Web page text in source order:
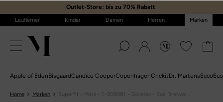
Outlet-Store: bis zu 70% Rabatt
Lauflerner Kinder Damen Herren Marken
Apple of EdenBisgaardCandice CooperCopenhagenCrickitDr. MartensEcco
Home Marken Superfit - Mars - 1-009081 - Goretex - Boa Drehver...